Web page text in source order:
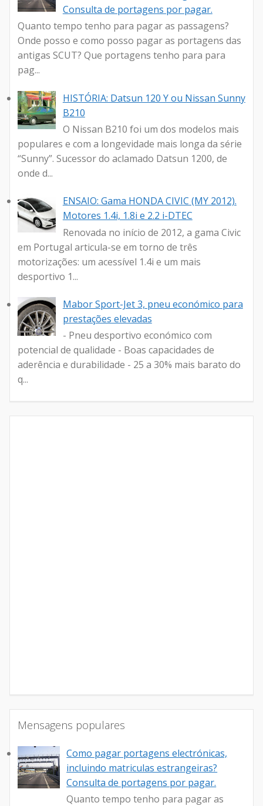
Consulta de portagens por pagar.
Quanto tempo tenho para pagar as passagens?
Onde posso e como posso pagar as portagens das
antigas SCUT? Que portagens tenho para para
pag...
HISTÓRIA: Datsun 120 Y ou Nissan Sunny
B210
O Nissan B210 foi um dos modelos mais
populares e com a longevidade mais longa da série
“Sunny”. Sucessor do aclamado Datsun 1200, de
onde d...
ENSAIO: Gama HONDA CIVIC (MY 2012).
Motores 1.4i, 1.8i e 2.2 i-DTEC
Renovada no início de 2012, a gama Civic
em Portugal articula-se em torno de três
motorizações: um acessível 1.4i e um mais
desportivo 1...
Mabor Sport-Jet 3, pneu económico para
prestações elevadas
- Pneu desportivo económico com
potencial de qualidade - Boas capacidades de
aderência e durabilidade - 25 a 30% mais barato do
q...
Mensagens populares
Como pagar portagens electrónicas,
incluindo matriculas estrangeiras?
Consulta de portagens por pagar.
Quanto tempo tenho para pagar as